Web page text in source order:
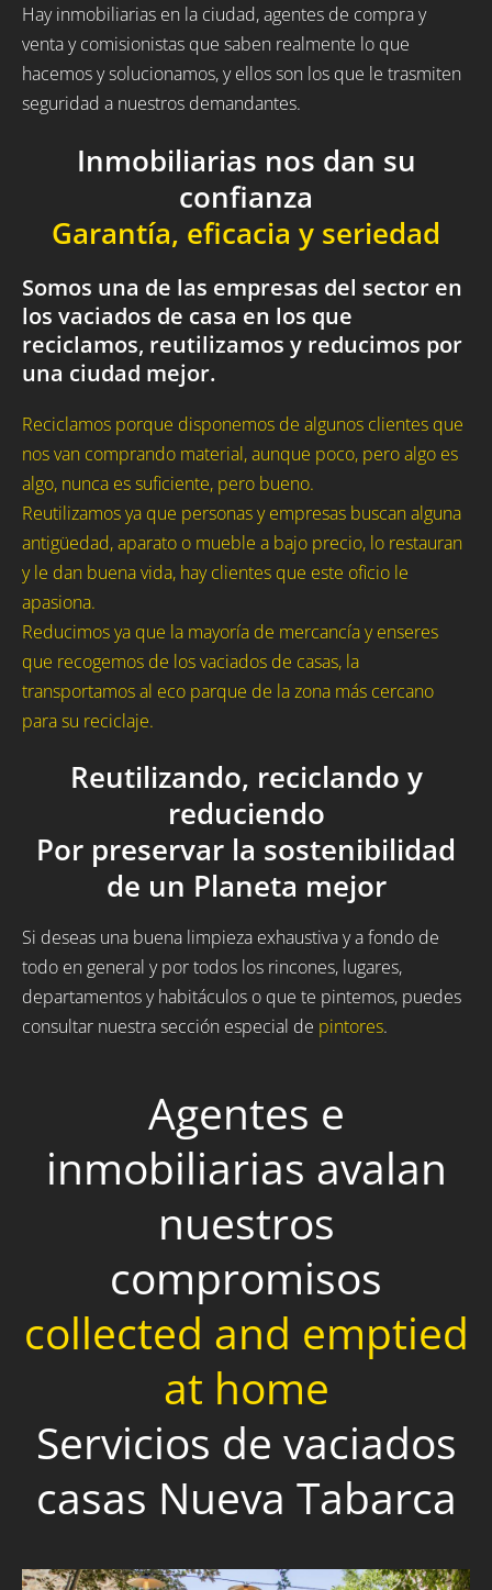
Hay inmobiliarias en la ciudad, agentes de compra y
venta y comisionistas que saben realmente lo que
hacemos y solucionamos, y ellos son los que le trasmiten
seguridad a nuestros demandantes.
Inmobiliarias nos dan su
confianza
Garantía, eficacia y seriedad
Somos una de las empresas del sector en
los vaciados de casa en los que
reciclamos, reutilizamos y reducimos por
una ciudad mejor.
Reciclamos porque disponemos de algunos clientes que
nos van comprando material, aunque poco, pero algo es
algo, nunca es suficiente, pero bueno.
Reutilizamos ya que personas y empresas buscan alguna
antigüedad, aparato o mueble a bajo precio, lo restauran
y le dan buena vida, hay clientes que este oficio le
apasiona.
Reducimos ya que la mayoría de mercancía y enseres
que recogemos de los vaciados de casas, la
transportamos al eco parque de la zona más cercano
para su reciclaje.
Reutilizando, reciclando y
reduciendo
Por preservar la sostenibilidad
de un Planeta mejor
Si deseas una buena limpieza exhaustiva y a fondo de
todo en general y por todos los rincones, lugares,
departamentos y habitáculos o que te pintemos, puedes
consultar nuestra sección especial de pintores.
Agentes e
inmobiliarias avalan
nuestros
compromisos
collected and emptied
at home
Servicios de vaciados
casas Nueva Tabarca